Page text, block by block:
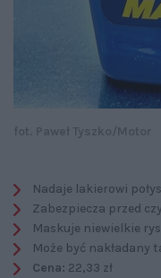
Nadaje lakierowi
Zabezpiecza przed
Maskuje niewielkie
Może być nakładany
Cena: 22,33 zł